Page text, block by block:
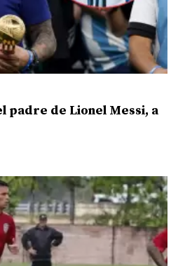
padre de Lionel Messi, a